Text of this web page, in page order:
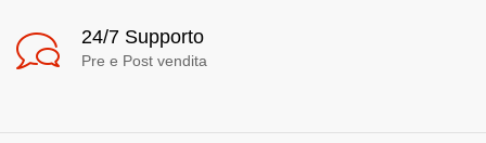
24/7 Supporto
Pre e Post vendita